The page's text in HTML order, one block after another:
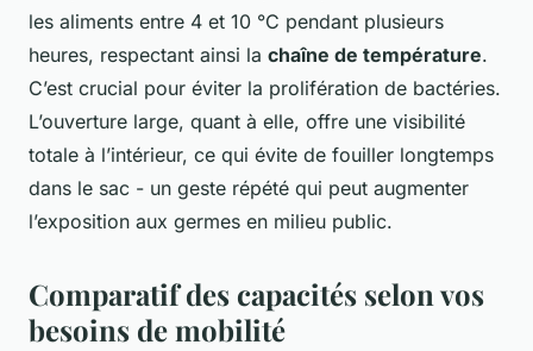
les aliments entre 4 et 10 °C pendant plusieurs
heures, respectant ainsi la chaîne de température.
C’est crucial pour éviter la prolifération de bactéries.
L’ouverture large, quant à elle, offre une visibilité
totale à l’intérieur, ce qui évite de fouiller longtemps
dans le sac - un geste répété qui peut augmenter
l’exposition aux germes en milieu public.
Comparatif des capacités selon vos
besoins de mobilité